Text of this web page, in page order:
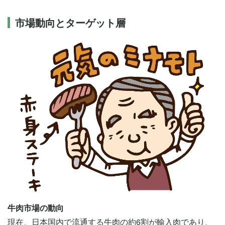
市場動向とターゲット層
牛肉市場の動向
現在、日本国内で流通する牛肉の約6割が輸入肉であり、